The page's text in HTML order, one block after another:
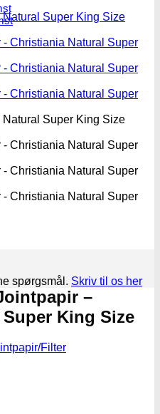
spørgsmål. Skriv til os her
–
King Size
Filter